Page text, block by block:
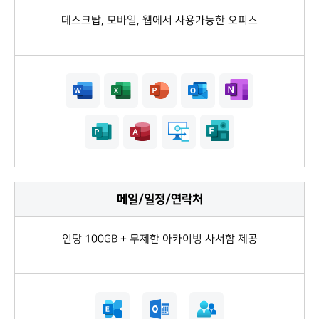
데스크탑, 모바일, 웹에서 사용가능한 오피스
메일/일정/연락처
인당 100GB + 무제한 아카이빙 사서함 제공